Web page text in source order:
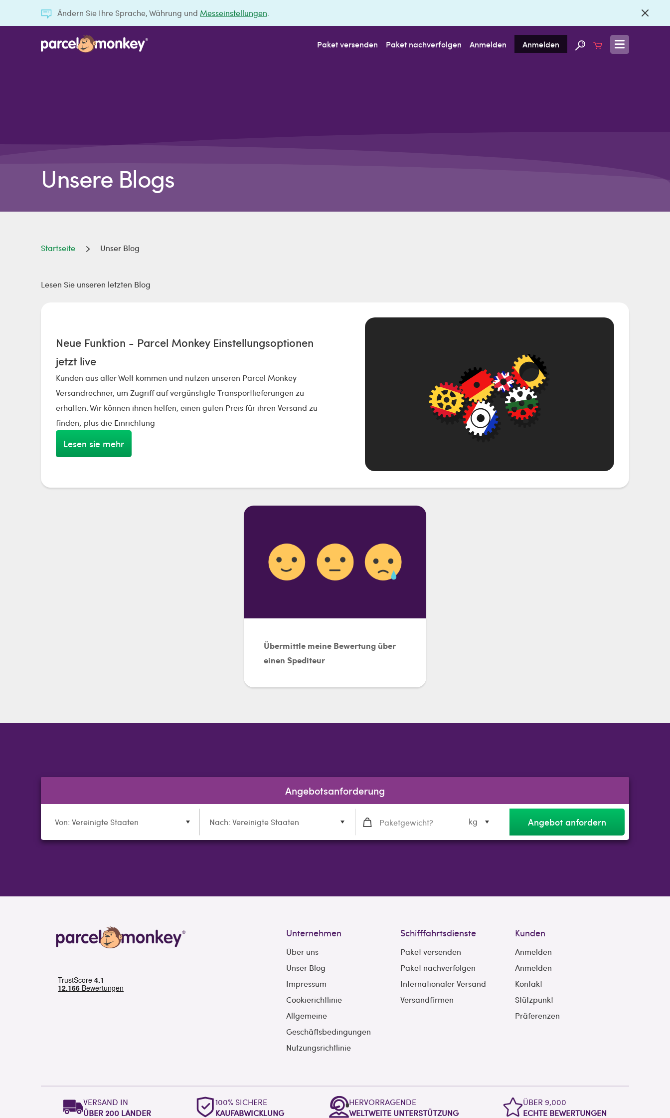
Ändern Sie Ihre Sprache, Währung und Messeinstellungen
Paket versenden Paket nachverfolgen Anmelden Anmelden
Unsere Blogs
Startseite Unser Blog
Lesen Sie unseren letzten Blog
Neue Funktion - Parcel Monkey Einstellungsoptionen
jetzt live
Kunden aus aller Welt kommen und nutzen unseren Parcel Monkey
Versandrechner, um Zugriff auf vergünstigte Transportlieferungen zu
erhalten. Wir können ihnen helfen, einen guten Preis für ihren Versand zu
finden; plus die Einrichtung
Lesen sie mehr
Übermittle meine Bewertung über
einen Spediteur
Angebotsanforderung
Von: Vereinigte Staaten Nach: Vereinigte Staaten kg Angebot anfordern
Unternehmen
Über uns
Unser Blog
Impressum
Cookierichtlinie
Allgemeine
Geschäftsbedingungen
Nutzungsrichtlinie
Schifffahrtsdienste
Paket versenden
Paket nachverfolgen
Internationaler Versand
Versandfirmen
Kunden
Anmelden
Anmelden
Kontakt
Stützpunkt
Präferenzen
VERSAND IN
ÜBER 200 LÄNDER
100% SICHERE
KAUFABWICKLUNG
HERVORRAGENDE
WELTWEITE UNTERSTÜTZUNG
ÜBER 9,000
ECHTE BEWERTUNGEN